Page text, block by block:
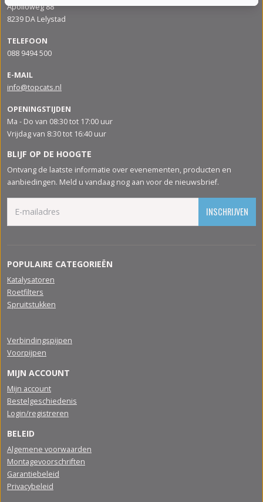
Apolloweg 88
8239 DA Lelystad
TELEFOON
088 9494 500
E-MAIL
info@topcats.nl
OPENINGSTIJDEN
Ma - Do van 08:30 tot 17:00 uur
Vrijdag van 8:30 tot 16:40 uur
BLIJF OP DE HOOGTE
Ontvang de laatste informatie over evenementen, producten en
aanbiedingen. Meld u vandaag nog aan voor de nieuwsbrief.
INSCHRIJVEN
POPULAIRE CATEGORIEËN
Katalysatoren
Roetfilters
Spruitstukken
Verbindingspijpen
Voorpijpen
MIJN ACCOUNT
Mijn account
Bestelgeschiedenis
Login/registreren
BELEID
Algemene voorwaarden
Montagevoorschriften
Garantiebeleid
Privacybeleid